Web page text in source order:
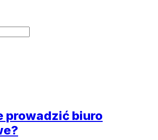
prowadzić biuro